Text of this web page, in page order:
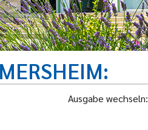
Ausgabe wechseln: